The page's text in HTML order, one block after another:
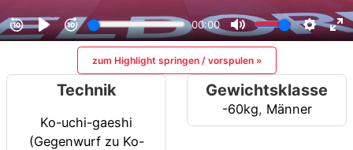
zum Highlight springen / vorspulen »
Technik
Ko-uchi-gaeshi
(Gegenwurf zu Ko-
Gewichtsklasse
-60kg, Männer